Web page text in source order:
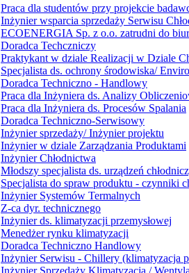
Praca dla studentów przy projekcie
Inżynier wsparcia sprzedaży Serwisu
ECOENERGIA Sp. z o.o. zatrudni do
Doradca Techczniczy
Praktykant w dziale Realizacji w Dziale
Specjalista ds. ochrony środowiska/
Doradca Techniczno - Handlowy
Praca dla Inżyniera ds. Analizy
Praca dla Inżyniera ds. Procesów Spalania
Doradca Techniczno-Serwisowy
Inżynier sprzedaży/ Inżynier projektu
Inżynier w dziale Zarządzania Produktami
Inżynier Chłodnictwa
Młodszy specjalista ds. urządzeń
Specjalista do spraw produktu - czynniki
Inżynier Systemów Termalnych
Z-ca dyr. technicznego
Inżynier ds. klimatyzacji przemysłowej
Menedżer rynku klimatyzacji
Doradca Techniczno Handlowy
Inżynier Serwisu - Chillery (klimatyzacja
Inżynier Sprzedaży Klimatyzacja /